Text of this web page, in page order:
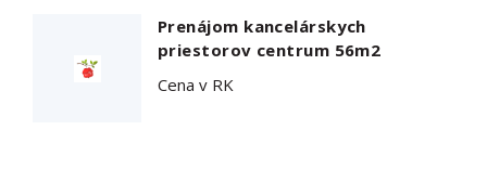
Prenájom kancelárskych
priestorov centrum 56m2
Cena v RK